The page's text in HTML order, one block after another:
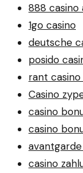
888 casino
1go casino
deutsche
posido
rant
Casino
casino
casino
casino